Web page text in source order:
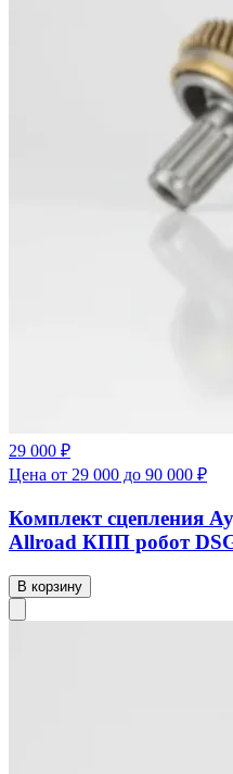
29 000 ₽
Цена от 29 000 до 90 000 ₽
Комплект сцепления
Allroad КПП робот
В корзину